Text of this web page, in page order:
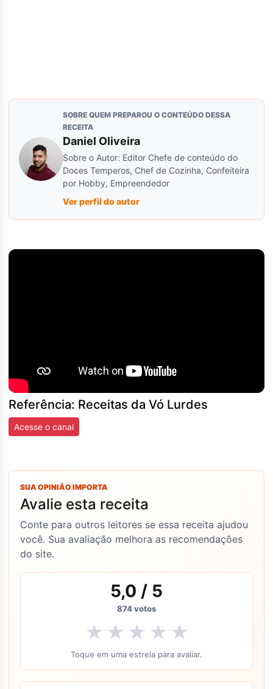
SOBRE QUEM PREPAROU O CONTEÚDO DESSA
RECEITA
Daniel Oliveira
Sobre o Autor: Editor Chefe de conteúdo do
Doces Temperos, Chef de Cozinha, Confeiteira
por Hobby, Empreendedor
Ver perfil do autor
Referência: Receitas da Vó Lurdes
Acesse o canal
SUA OPINIÃO IMPORTA
Avalie esta receita
Conte para outros leitores se essa receita ajudou
você. Sua avaliação melhora as recomendações
do site.
5,0 / 5
874votos
★ ★ ★ ★ ★
Toque em uma estrela para avaliar.